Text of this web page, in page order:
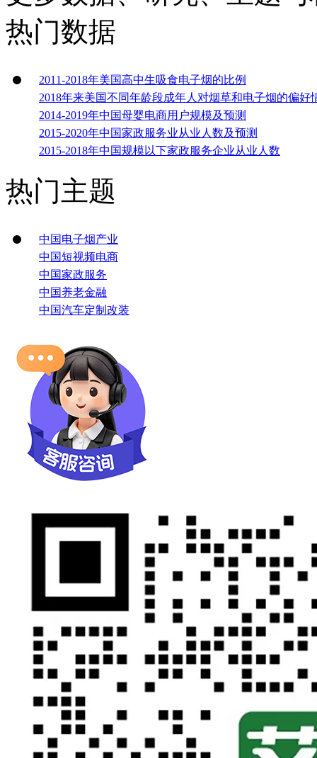
热门数据
2011-2018年美国高中生吸食电子烟的比例
2018年来美国不同年龄段成年人对烟草和电子烟的偏好
2014-2019年中国母婴电商用户规模及预测
2015-2020年中国家政服务业从业人数及预测
2015-2018年中国规模以下家政服务企业从业人数
热门主题
中国电子烟产业
中国短视频电商
中国家政服务
中国养老金融
中国汽车定制改装